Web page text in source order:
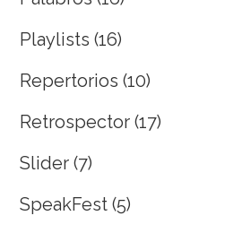
Playlists (16)
Repertorios (10)
Retrospector (17)
Slider (7)
SpeakFest (5)